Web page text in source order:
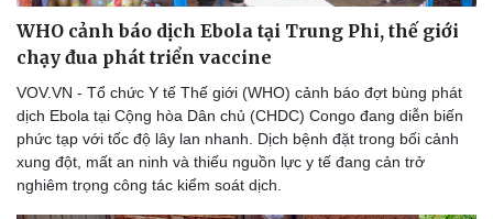
Thể thao
Bóng đá
Lịch thi đấu bóng đá
Thế giới thể thao
eSports
Hậu trường
Ô tô - Xe máy
Ô tô
Xe máy
Tư vấn
WHO cảnh báo dịch Ebola tại Trung Phi, thế giới
chạy đua phát triển vaccine
VOV.VN - Tổ chức Y tế Thế giới (WHO) cảnh báo đợt bùng phát
dịch Ebola tại Cộng hòa Dân chủ (CHDC) Congo đang diễn biến
phức tạp với tốc độ lây lan nhanh. Dịch bệnh đặt trong bối cảnh
xung đột, mất an ninh và thiếu nguồn lực y tế đang cản trở
nghiêm trọng công tác kiểm soát dịch.